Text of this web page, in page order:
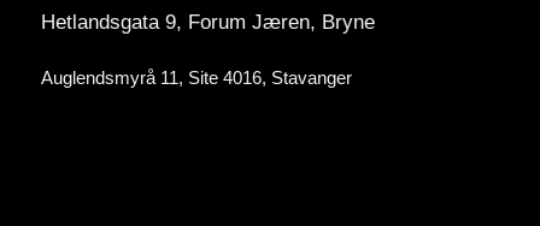
Hetlandsgata 9, Forum Jæren, Bryne
Auglendsmyrå 11, Site 4016, Stavanger